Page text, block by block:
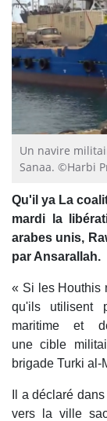
Un navire
Sanaa. ©Harbi
Qu'il ya La
mardi la
arabes unis,
par Ansarallah.
« Si les Houthis
qu'ils utilisent
maritime et
une cible
brigade Turki al-
Il a déclaré
vers la ville